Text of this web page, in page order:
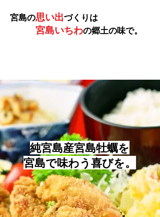
​宮島の思い出づくりは
宮島いちわの郷土の味で。
純宮島産宮島牡蠣を
宮島で味わう喜びを。